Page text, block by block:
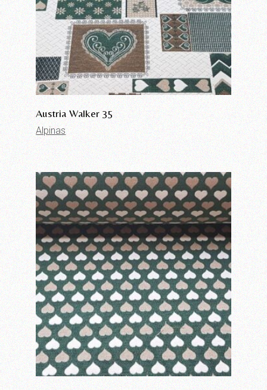
Austria Walker 35
Alpinas